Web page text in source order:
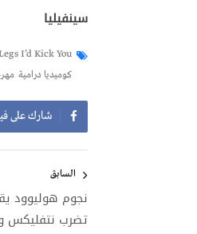
سينفيليا
I’d Kick You
كوميديا درامية
شارك على
المقالات
السابق
نجوم هوليوود
تضرب نتفليكس